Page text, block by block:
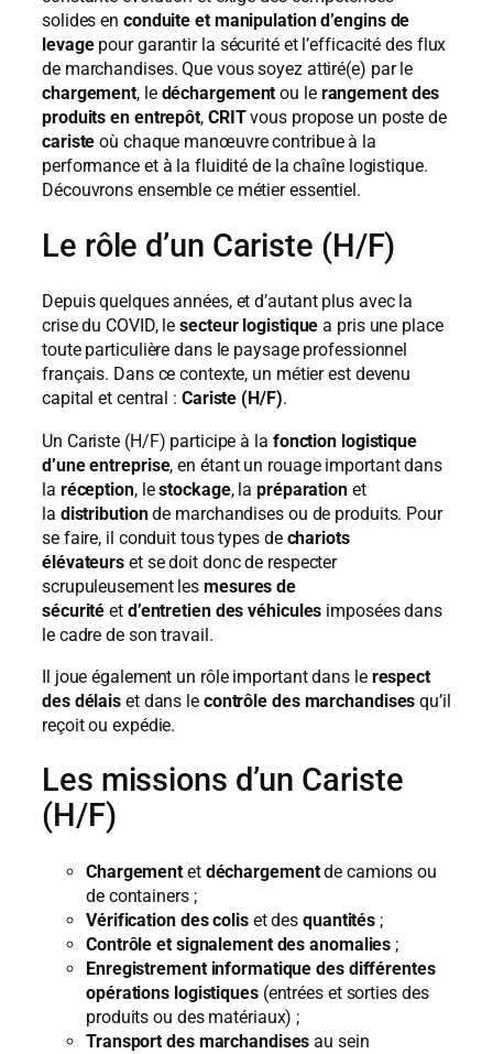
solides en conduite et manipulation d’engins de
levagepour garantir la sécurité et l’efficacité des flux
de marchandises. Que vous soyez attiré(e) par le
chargement, le déchargement ou le rangement des
produits en entrepôt, CRITvous propose un poste de
cariste où chaque manœuvre contribue à la
performance et à la fluidité de la chaîne logistique.
Découvrons ensemble ce métier essentiel.
Le rôle d’un Cariste (H/F)
Depuis quelques années, et d’autant plus avec la
crise du COVID, lesecteur logistique a pris une place
toute particulière dans le paysage professionnel
français. Dans ce contexte, un métier est devenu
capital et central : Cariste (H/F).
Un Cariste (H/F) participe à la fonction logistique
d’une entreprise, en étant un rouage important dans
la réception, lestockage, lapréparationet
la distributionde marchandises ou de produits. Pour
se faire, il conduit tous types de chariots
élévateurs et se doit donc de respecter
scrupuleusement les mesures de
sécurité et d’entretien des véhicules imposées dans
le cadre de son travail.
Il joue également un rôle important dans le respect
des délais et dans le contrôle des marchandises qu’il
reçoit ou expédie.
Les missions d’un Cariste
(H/F)
Chargement etdéchargementde camions ou
de containers ;
Vérification des colis et des quantités ;
Contrôle et signalement des anomalies ;
Enregistrement informatique des différentes
opérations logistiques (entrées et sorties des
produits ou des matériaux) ;
Transport des marchandises au sein